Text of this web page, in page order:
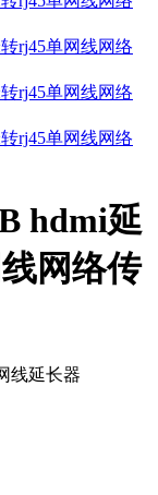
hdmi延
网络传
线延长器